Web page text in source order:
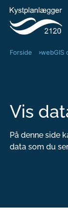
Forside webGIS
Vis
På denne side
data som du